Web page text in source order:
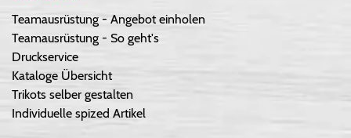
Teamausrüstung - Angebot einholen
Teamausrüstung - So geht's
Druckservice
Kataloge Übersicht
Trikots selber gestalten
Individuelle spized Artikel